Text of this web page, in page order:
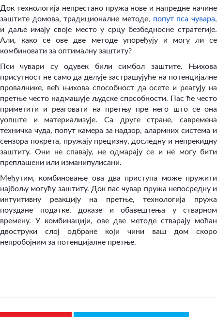
Док технологија непрестано пружа нове и напредне начине
заштите домова, традиционалне методе, попут пса чувара,
и даље имају своје место у срцу безбедносне стратегије.
Али, како се ове две методе упоређују и могу ли се
комбиновати за оптималну заштиту?
Пси чувари су одувек били симбол заштите. Њихова
присутност не само да делује застрашујуће на потенцијалне
провалнике, већ њихова способност да осете и реагују на
претње често надмашује људске способности. Пас ће често
приметити и реаговати на претњу пре него што се она
уопште и материализује. Са друге стране, савремена
техничка чуда, попут камера за надзор, алармних система и
сензора покрета, пружају прецизну, доследну и непрекидну
заштиту. Они не спавају, не одмарају се и не могу бити
преплашени или изманипулисани.
Међутим, комбиновање ова два приступа може пружити
најбољу могућу заштиту. Док пас чувар пружа непосредну и
интуитивну реакцију на претње, технологија пружа
поуздане податке, доказе и обавештења у стварном
времену. У комбинацији, ове две методе стварају моћан
двоструки слој одбране који чини ваш дом скоро
непробојним за потенцијалне претње.